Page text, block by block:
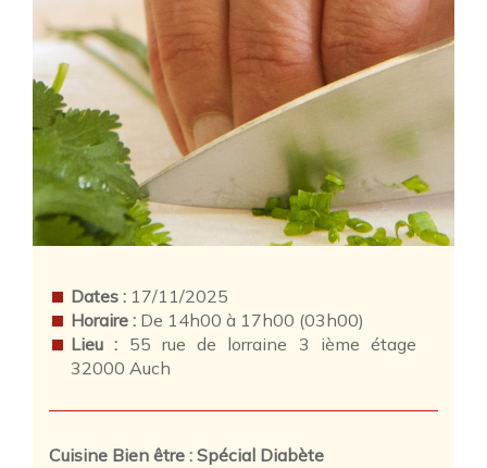
Dates : 17/11/2025
Horaire : De 14h00 à 17h00 (03h00)
Lieu : 55 rue de lorraine 3 ième étage
32000 Auch
Cuisine Bien être : Spécial Diabète